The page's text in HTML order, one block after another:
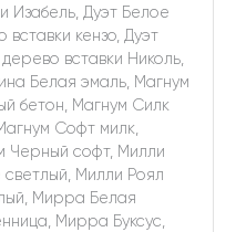
Изабель, Дуэт Белое
вставки кензо, Дуэт
вставки Николь,
Белая эмаль, Магнум
бетон, Магнум Силк
Софт милк,
Черный софт, Милли
Милли Роял
Мирра Белая
Мирра Буксус,